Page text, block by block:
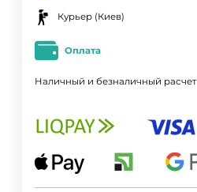
Курьер (Киев)
Оплата
Наличный и безналичный расчет